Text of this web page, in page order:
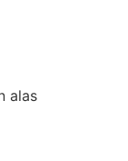
alas